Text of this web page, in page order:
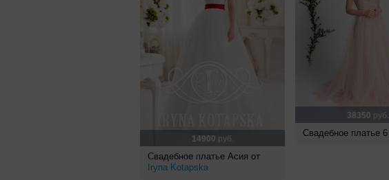
14900 руб.
Свадебное платье Асия от
Iryna Kotapska
38350 руб.
Свадебное платье 6